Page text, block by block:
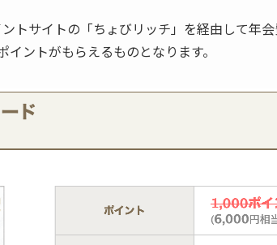
トサイトの「ちょびリッチ」を経由して年
ントがもらえるものとなります。